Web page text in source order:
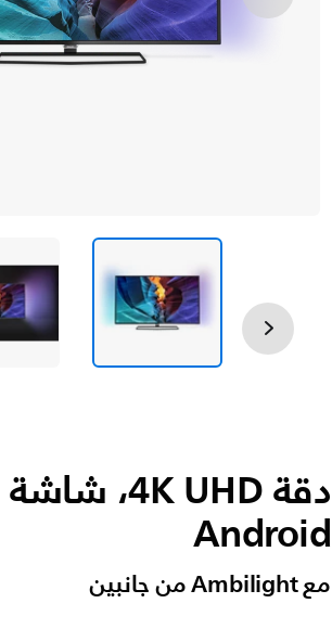
Android
مع Ambilight‏ من جانبين